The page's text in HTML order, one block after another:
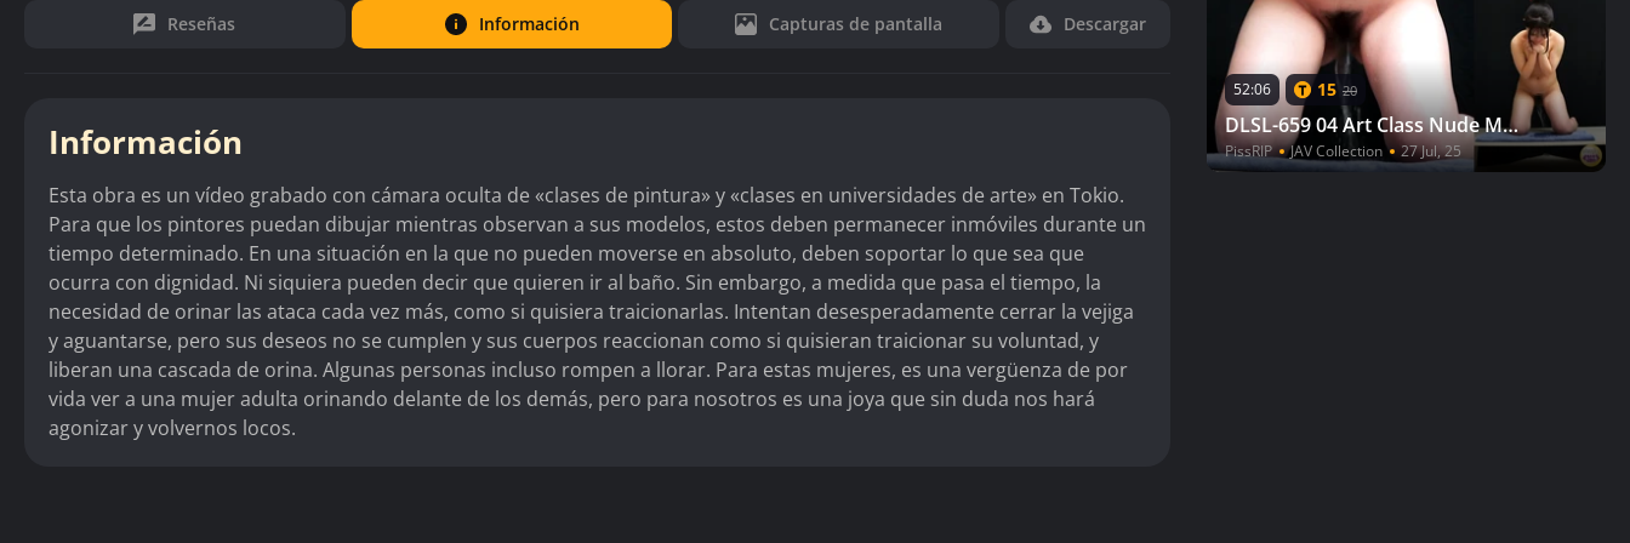
Reseñas Información Capturas de pantalla Descargar
Información
Esta obra es un vídeo grabado con cámara oculta de «clases de pintura» y «clases en universidades de arte» en Tokio.
Para que los pintores puedan dibujar mientras observan a sus modelos, estos deben permanecer inmóviles durante un
tiempo determinado. En una situación en la que no pueden moverse en absoluto, deben soportar lo que sea que
ocurra con dignidad. Ni siquiera pueden decir que quieren ir al baño. Sin embargo, a medida que pasa el tiempo, la
necesidad de orinar las ataca cada vez más, como si quisiera traicionarlas. Intentan desesperadamente cerrar la vejiga
y aguantarse, pero sus deseos no se cumplen y sus cuerpos reaccionan como si quisieran traicionar su voluntad, y
liberan una cascada de orina. Algunas personas incluso rompen a llorar. Para estas mujeres, es una vergüenza de por
vida ver a una mujer adulta orinando delante de los demás, pero para nosotros es una joya que sin duda nos hará
agonizar y volvernos locos.
52:06 15 20
DLSL-659 04 Art Class Nude Model Can't Hold Back Pissing 4
PissRIP JAV Collection 27 Jul, 25